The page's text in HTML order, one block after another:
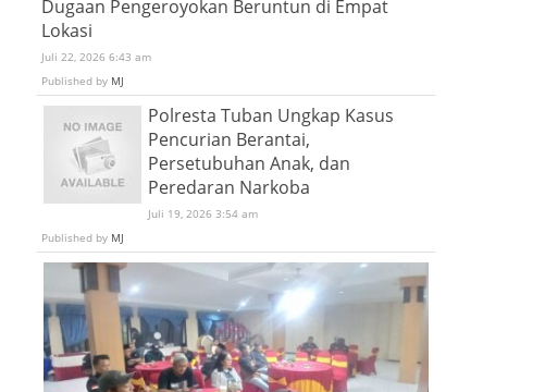
Dugaan Pengeroyokan Beruntun di Empat
Lokasi
Juli 22, 2026 6:43 am
Published by MJ
Polresta Tuban Ungkap Kasus
Pencurian Berantai,
Persetubuhan Anak, dan
Peredaran Narkoba
Juli 19, 2026 3:54 am
Published by MJ